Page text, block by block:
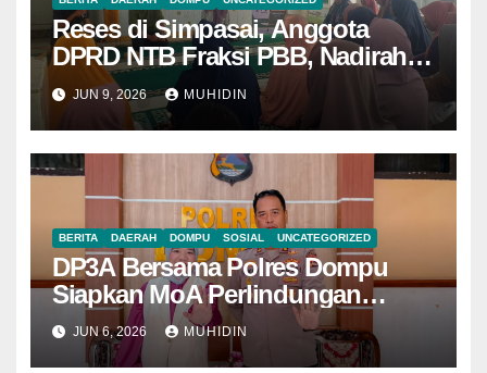
Reses di Simpasai, Anggota
DPRD NTB Fraksi PBB, Nadirah
Al Habsy Bantu Renovasi Masjid
JUN 9, 2026 MUHIDIN
BERITA DAERAH DOMPU SOSIAL UNCATEGORIZED
DP3A Bersama Polres Dompu
Siapkan MoA Perlindungan
Perempuan dan Anak
JUN 6, 2026 MUHIDIN